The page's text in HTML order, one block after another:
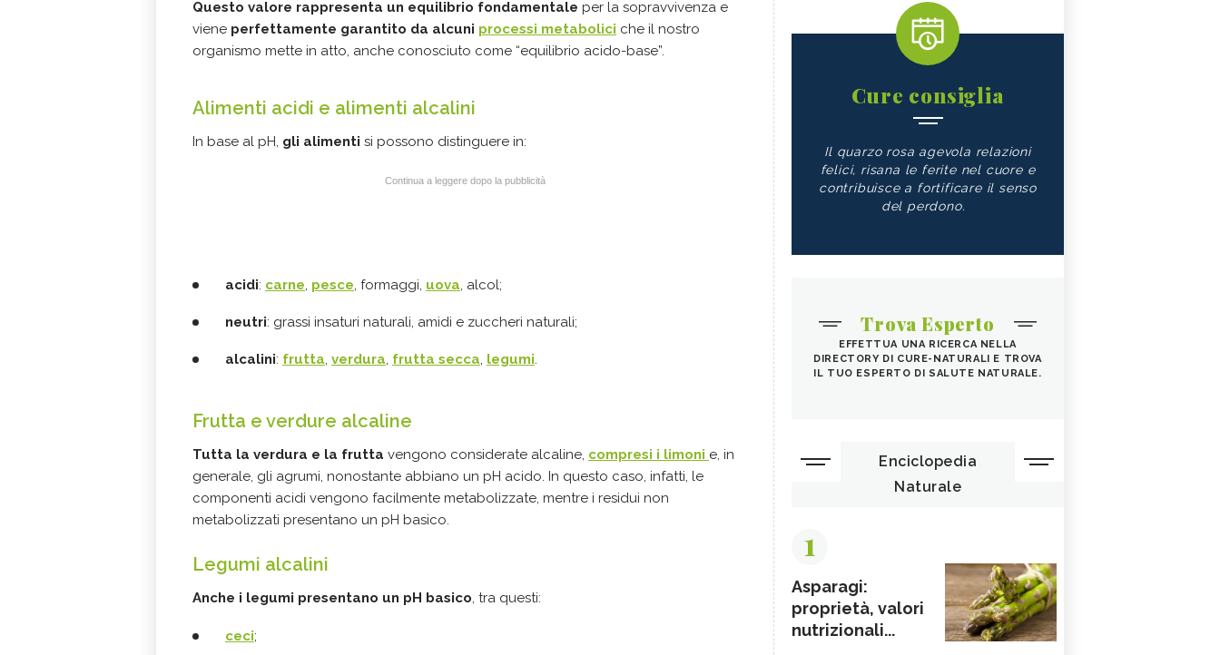
Questo valore rappresenta un equilibrio fondamentale per la sopravvivenza e
viene perfettamente garantito da alcuni processi metabolici che il nostro
organismo mette in atto, anche conosciuto come “equilibrio acido-base”.
Alimenti acidi e alimenti alcalini
In base al pH, gli alimenti si possono distinguere in:
Continua a leggere dopo la pubblicità
acidi: carne, pesce, formaggi, uova, alcol;
neutri: grassi insaturi naturali, amidi e zuccheri naturali;
alcalini: frutta, verdura, frutta secca, legumi.
Frutta e verdure alcaline
Tutta la verdura e la frutta vengono considerate alcaline, compresi i limoni e, in
generale, gli agrumi, nonostante abbiano un pH acido. In questo caso, infatti, le
componenti acidi vengono facilmente metabolizzate, mentre i residui non
metabolizzati presentano un pH basico.
Legumi alcalini
Anche i legumi presentano un pH basico, tra questi:
ceci;
Cure consiglia
Il quarzo rosa agevola relazioni
felici, risana le ferite nel cuore e
contribuisce a fortificare il senso
del perdono.
Trova Esperto
EFFETTUA UNA RICERCA NELLA
DIRECTORY DI CURE-NATURALI E TROVA
IL TUO ESPERTO DI SALUTE NATURALE.
Enciclopedia
Naturale
1
Asparagi:
proprietà, valori
nutrizionali...